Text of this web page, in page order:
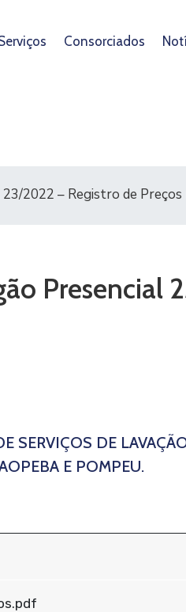
Consorciados
2022 – Registro de Preços
Presencial
SERVIÇOS DE
E POMPEU.